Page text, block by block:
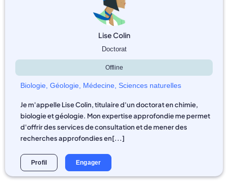
Lise Colin
Doctorat
Offline
Biologie Géologie Médecine Sciences naturelles
Je m'appelle Lise Colin, titulaire d'un doctorat en chimie,
biologie et géologie. Mon expertise approfondie me permet
d'offrir des services de consultation et de mener des
recherches approfondies en[...]
Profil Engager